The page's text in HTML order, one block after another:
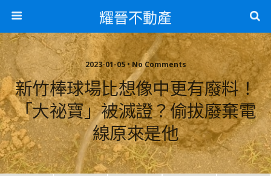
耀晉不動產
2023-01-05 • No Comments
新竹棒球場比想像中更有廢料！
「大祕寶」被滅證？偷拔廢棄電
線原來是他